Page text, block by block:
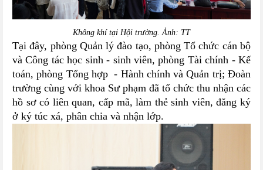
Không khí tại Hội trường. Ảnh: TT
Tại đây, phòng Quản lý đào tạo, phòng Tổ chức cán bộ
và Công tác học sinh - sinh viên, phòng Tài chính - Kế
toán, phòng Tổng hợp - Hành chính và Quản trị; Đoàn
trường cùng với khoa Sư phạm đã tổ chức thu nhận các
hồ sơ có liên quan, cấp mã, làm thẻ sinh viên, đăng ký
ở ký túc xá, phân chia và nhận lớp.